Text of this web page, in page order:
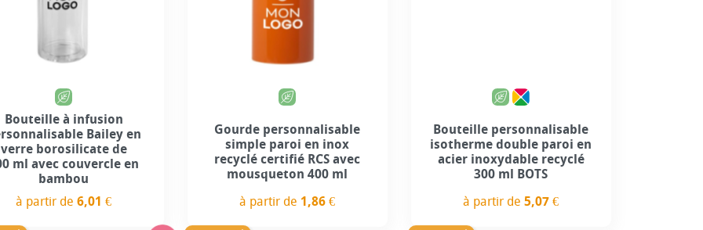
Bouteille à infusion
Bailey en
verre borosilicate de
ml avec couvercle en
bambou
à partir de6,01 €
Gourde personnalisable
simple paroi en inox
recyclé certifié RCS avec
mousqueton 400 ml
à partir de 1,86 €
Bouteille personnalisable
isotherme double paroi en
acier inoxydable recyclé
300 ml BOTS
à partir de5,07 €